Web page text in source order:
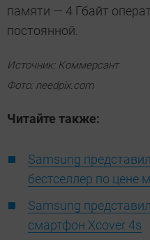
памяти — 4 Гбайт
постоянной.
Источник: Коммерсант
Фото: needpix.com
Читайте также:
Samsung
бестселлер по цене
Samsung
смартфон Xcover 4s